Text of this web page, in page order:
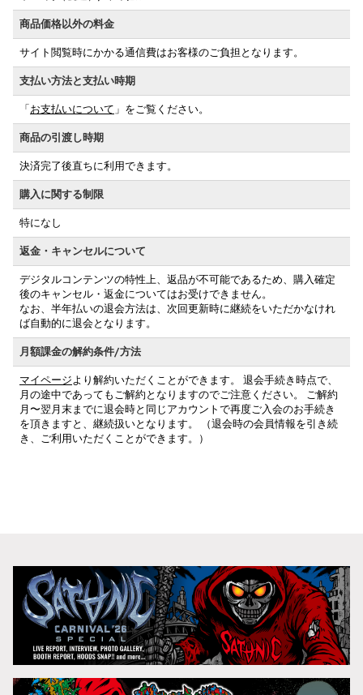
商品価格以外の料金
サイト閲覧時にかかる通信費はお客様のご負担となります。
支払い方法と支払い時期
「 お支払いについて 」をご覧ください。
商品の引渡し時期
決済完了後直ちに利用できます。
購入に関する制限
特になし
返金・キャンセルについて
デジタルコンテンツの特性上、返品が不可能であるため、購入確定
後のキャンセル・返金についてはお受けできません。
なお、半年払いの退会方法は、次回更新時に継続をいただかなけれ
ば自動的に退会となります。
月額課金の解約条件/方法
マイページより解約いただくことができます。 退会手続き時点で、
月の途中であってもご解約となりますのでご注意ください。 ご解約
月〜翌月末までに退会時と同じアカウントで再度ご入会のお手続き
を頂きますと、継続扱いとなります。 （退会時の会員情報を引き続
き、ご利用いただくことができます。）